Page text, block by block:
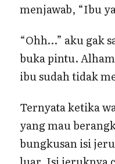
menjawab, “Ibu
“Ohh…” aku gak
buka pintu.
ibu sudah tidak
Ternyata ketika
yang mau
bungkusan isi